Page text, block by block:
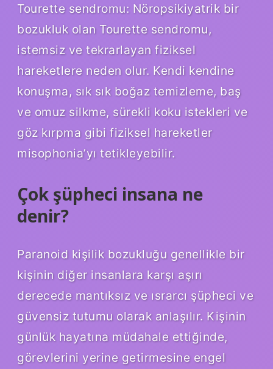
Tourette sendromu: Nöropsikiyatrik bir
bozukluk olan Tourette sendromu,
istemsiz ve tekrarlayan fiziksel
hareketlere neden olur. Kendi kendine
konuşma, sık sık boğaz temizleme, baş
ve omuz silkme, sürekli koku istekleri ve
göz kırpma gibi fiziksel hareketler
misophonia’yı tetikleyebilir.
Çok şüpheci insana ne
denir?
Paranoid kişilik bozukluğu genellikle bir
kişinin diğer insanlara karşı aşırı
derecede mantıksız ve ısrarcı şüpheci ve
güvensiz tutumu olarak anlaşılır. Kişinin
günlük hayatına müdahale ettiğinde,
görevlerini yerine getirmesine engel